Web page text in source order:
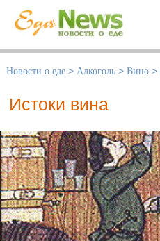
Новости о еде > Алкоголь > Вино >
Истоки вина